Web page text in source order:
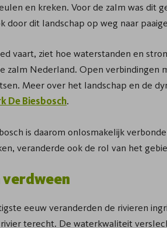
en kreken. Voor de zalm was dit
door dit landschap op weg naar
vaart, ziet hoe waterstanden en
zalm Nederland. Open
Meer over het landschap en de
De Biesbosch.
is daarom onlosmakelijk
veranderde ook de rol van het
verdween
eeuw veranderden de rivieren
terecht. De waterkwaliteit